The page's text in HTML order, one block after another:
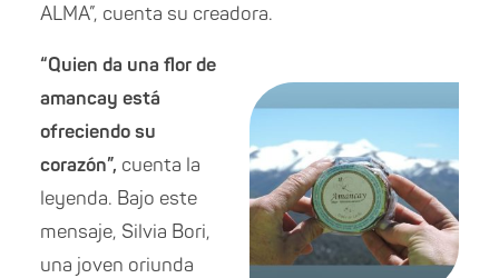
ALMA”, cuenta su creadora.
“Quien da una flor de
amancay está
ofreciendo su
corazón”, cuenta la
leyenda. Bajo este
mensaje, Silvia Bori,
una joven oriunda